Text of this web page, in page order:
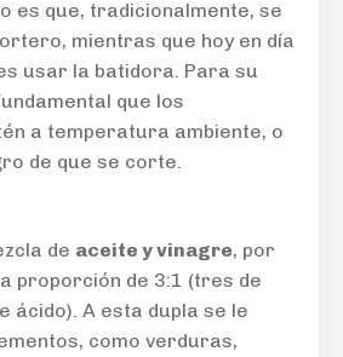
es que, tradicionalmente, se
mientras que hoy en día
usar la batidora. Para su
que los
a temperatura ambiente, o
de que se corte.
de aceite y vinagre, por
proporción de 3:1 (tres de
ácido). A esta dupla se le
como verduras,